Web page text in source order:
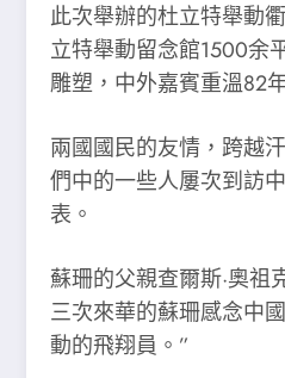
此次舉辦的杜立特舉動
立特舉動留念館1500余
雕塑，中外嘉賓重溫82
兩國國民的友情，跨越
們中的一些人屢次到訪
表。
蘇珊的父親查爾斯·奧
三次來華的蘇珊感念中
動的飛翔員。”